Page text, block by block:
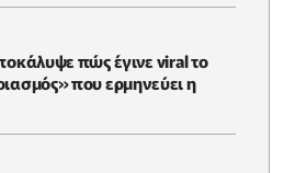
πώς έγινε viral το
που ερμηνεύει η